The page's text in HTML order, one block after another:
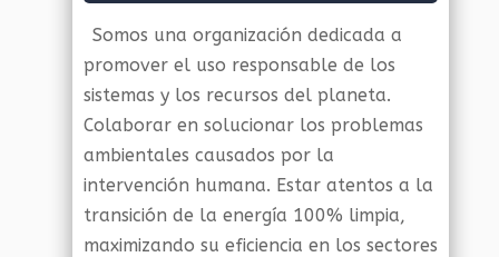
Somos una organización dedicada a
promover el uso responsable de los
sistemas y los recursos del planeta.
Colaborar en solucionar los problemas
ambientales causados por la
intervención humana. Estar atentos a la
transición de la energía 100% limpia,
maximizando su eficiencia en los sectores